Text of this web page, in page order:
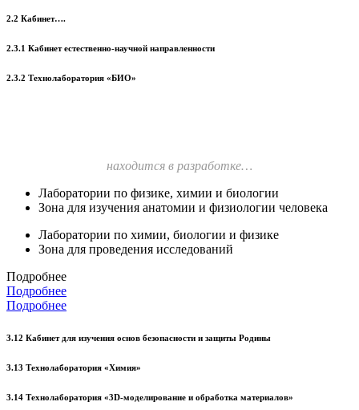
2.2 Кабинет….
2.3.1 Кабинет естественно-научной направленности
2.3.2 Технолаборатория «БИО»
находится в разработке…
Лаборатории по физике, химии и биологии
Зона для изучения анатомии и физиологии человека
Лаборатории по химии, биологии и физике
Зона для проведения исследований
Подробнее
Подробнее
Подробнее
3.12 Кабинет для изучения основ безопасности и защиты Родины
3.13 Технолаборатория «Химия»
3.14 Технолаборатория «3D-моделирование и обработка материалов»